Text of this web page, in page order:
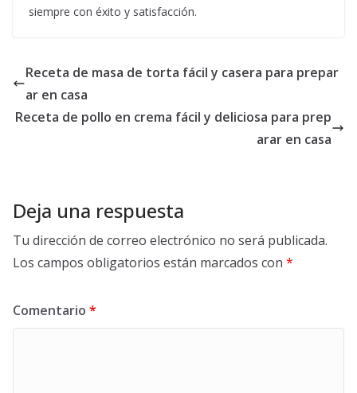
siempre con éxito y satisfacción.
Receta de masa de torta fácil y casera para prepar
ar en casa
Receta de pollo en crema fácil y deliciosa para prep
arar en casa
Deja una respuesta
Tu dirección de correo electrónico no será publicada.
Los campos obligatorios están marcados con *
Comentario *